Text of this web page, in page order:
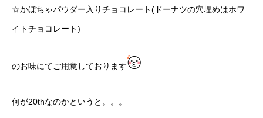
☆かぼちゃパウダー入りチョコレート(ドーナツの穴埋めはホワ
イトチョコレート)
のお味にてご用意しております
何が20thなのかというと。。。